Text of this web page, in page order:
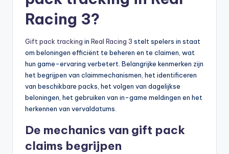
Racing 3?
Gift pack tracking in Real Racing 3 stelt spelers in staat
om beloningen efficiënt te beheren en te claimen, wat
hun game-ervaring verbetert. Belangrijke kenmerken zijn
het begrijpen van claimmechanismen, het identificeren
van beschikbare packs, het volgen van dagelijkse
beloningen, het gebruiken van in-game meldingen en het
herkennen van vervaldatums.
De mechanics van gift pack
claims begrijpen